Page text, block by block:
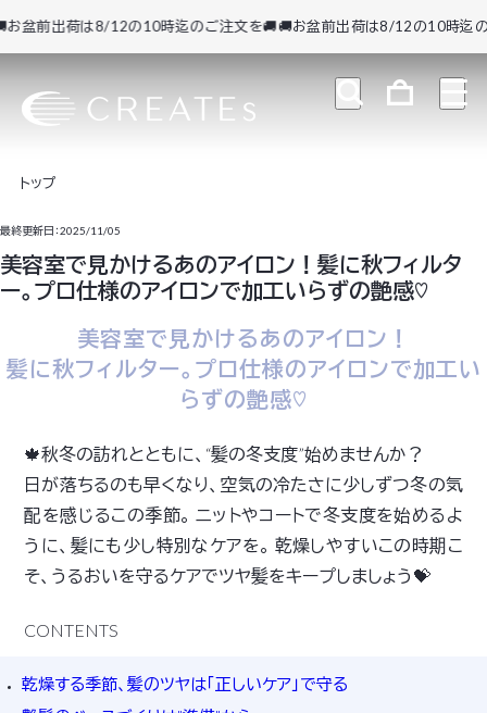
前出荷は8/12の10時迄のご注文を🚚🚚お盆前出荷は8/12の10時迄のご
トップ
最終更新日：2025/11/05
美容室で見かけるあのアイロン！髪に秋フィルタ
ー。プロ仕様のアイロンで加工いらずの艶感♡
美容室で見かけるあのアイロン！
髪に秋フィルター。プロ仕様のアイロンで加工い
らずの艶感♡
🍁秋冬の訪れとともに、“髪の冬支度”始めませんか？
日が落ちるのも早くなり、空気の冷たさに少しずつ冬の気
配を感じるこの季節。 ニットやコートで冬支度を始めるよ
うに、髪にも少し特別なケアを。 乾燥しやすいこの時期こ
そ、うるおいを守るケアでツヤ髪をキープしましょう💝
CONTENTS
乾燥する季節、髪のツヤは「正しいケア」で守る